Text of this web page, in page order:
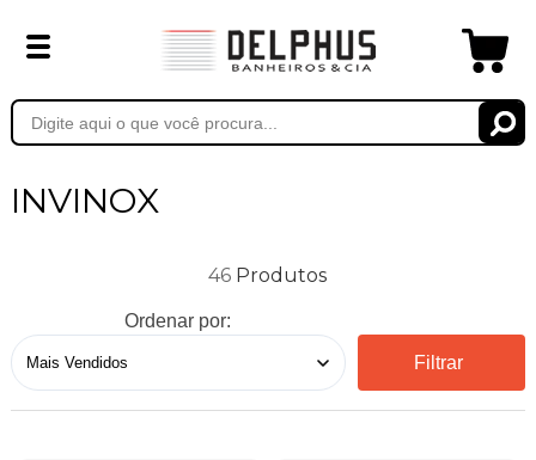
INVINOX
46
Ordenar por:
Filtrar